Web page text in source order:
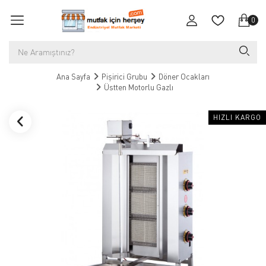
0
Ana Sayfa Pişirici Grubu
Döner Ocakları
Üstten Motorlu Gazlı
HIZLI KARGO